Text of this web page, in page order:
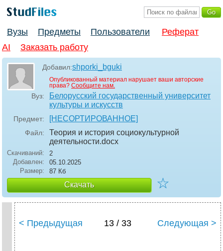
Вузы Предметы Пользователи
Реферат
AI
Заказать работу
Добавил:shporki_bguki
Опубликованный материал нарушает ваши авторские
права? Сообщите нам.
Вуз:
Белорусский государственный университет
культуры и искусств
Предмет: [НЕСОРТИРОВАННОЕ]
Файл:
Теория и история социокультурной
деятельности.docx
Скачиваний:
2
Добавлен:
05.10.2025
Размер:
87 Кб
Скачать ☆
< Предыдущая 13 / 33 Следующая >